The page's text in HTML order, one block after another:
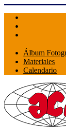
content
Álbum
Materiales
Calendario